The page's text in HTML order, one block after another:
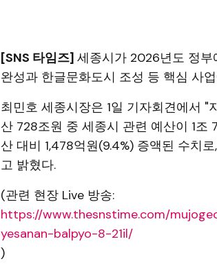
[SNS 타임즈] 세종시가 2026년도 정부
완성과 한글문화도시 조성 등 핵심 사
최민호 세종시장은 1일 기자회견에서
산 728조원 중 세종시 관련 예산이 1조
산 대비 1,478억원(9.4%) 증액된 수치
고 밝혔다.
(관련 현장 Live 방송:
https://www.thesnstime.com/
yesanan-balpyo-8-21il/
)